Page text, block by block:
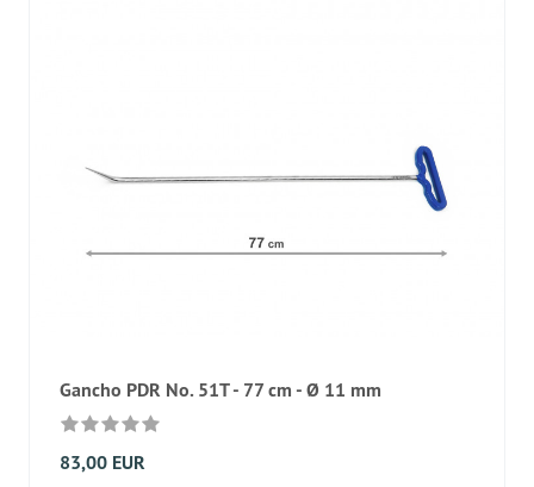
Gancho PDR No. 51T - 77 cm - Ø 11 mm
83,00 EUR